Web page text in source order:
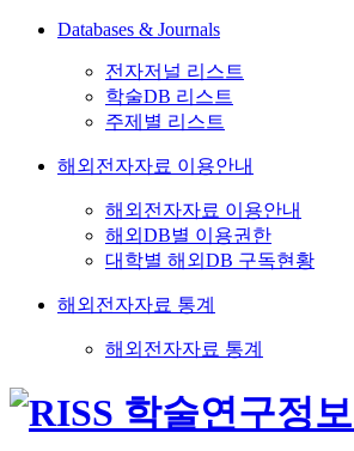
Databases & Journals
전자저널 리스트
학술DB 리스트
주제별 리스트
해외전자자료 이용안내
해외전자자료 이용안내
해외DB별 이용권한
대학별 해외DB 구독현황
해외전자자료 통계
해외전자자료 통계